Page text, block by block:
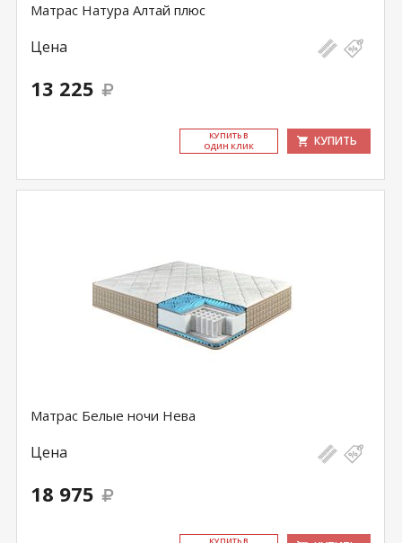
Матрас Натура Алтай плюс
Цена
13 225
КУ­ПИТЬ В
ОДИН КЛИК
КУПИТЬ
Матрас Белые ночи Нева
Цена
18 975